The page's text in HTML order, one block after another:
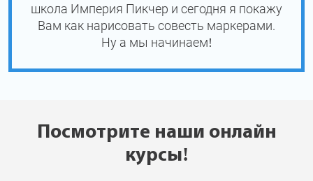
школа Империя Пикчер и сегодня я покажу
Вам как нарисовать совесть маркерами.
Ну а мы начинаем!
Посмотрите наши онлайн
курсы!